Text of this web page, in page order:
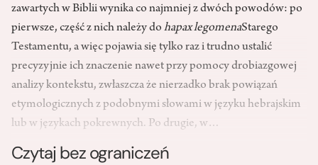
zawartych w Biblii wynika co najmniej z dwóch powodów: po
pierwsze, część z nich należy do hapax legomenaStarego
Testamentu, a więc pojawia się tylko raz i trudno ustalić
precyzyjnie ich znaczenie nawet przy pomocy drobiazgowej
analizy kontekstu, zwłaszcza że nierzadko brak powiązań
etymologicznych z podobnymi słowami w języku hebrajskim
lub w językach pokrewnych. Po drugie, w…
Czytaj bez ograniczeń